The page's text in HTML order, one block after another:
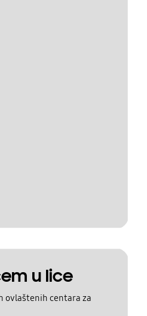
u lice
ovlaštenih centara za